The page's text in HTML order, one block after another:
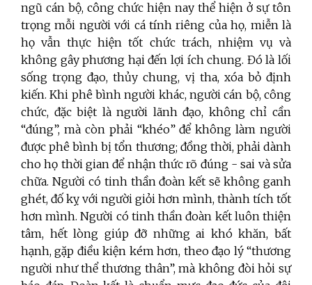
ngũ cán bộ, công chức hiện nay thể hiện ở sự tôn
trọng mỗi người với cá tính riêng của họ, miễn là
họ vẫn thực hiện tốt chức trách, nhiệm vụ và
không gây phương hại đến lợi ích chung. Đó là lối
sống trọng đạo, thủy chung, vị tha, xóa bỏ định
kiến. Khi phê bình người khác, người cán bộ, công
chức, đặc biệt là người lãnh đạo, không chỉ cần
“đúng”, mà còn phải “khéo” để không làm người
được phê bình bị tổn thương; đồng thời, phải dành
cho họ thời gian để nhận thức rõ đúng - sai và sửa
chữa. Người có tinh thần đoàn kết sẽ không ganh
ghét, đố kỵ với người giỏi hơn mình, thành tích tốt
hơn mình. Người có tinh thần đoàn kết luôn thiện
tâm, hết lòng giúp đỡ những ai khó khăn, bất
hạnh, gặp điều kiện kém hơn, theo đạo lý “thương
người như thể thương thân”, mà không đòi hỏi sự